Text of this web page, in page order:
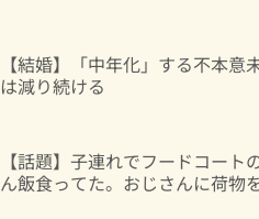
【結婚】「中年化」する不本
は減り続ける
【話題】子連れでフードコー
ん飯食ってた。おじさんに荷